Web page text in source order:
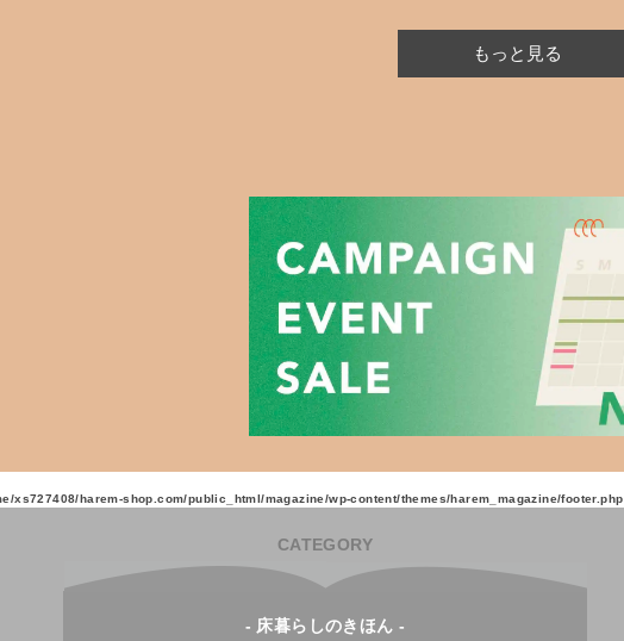
もっと見る
xs727408/harem-shop.com/public_html/magazine/wp-content/themes/harem_magazine/footer.php
CATEGORY
- 床暮らしのきほん -